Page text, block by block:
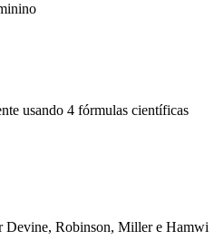
usando 4 fórmulas científicas
Devine, Robinson, Miller e Hamwi